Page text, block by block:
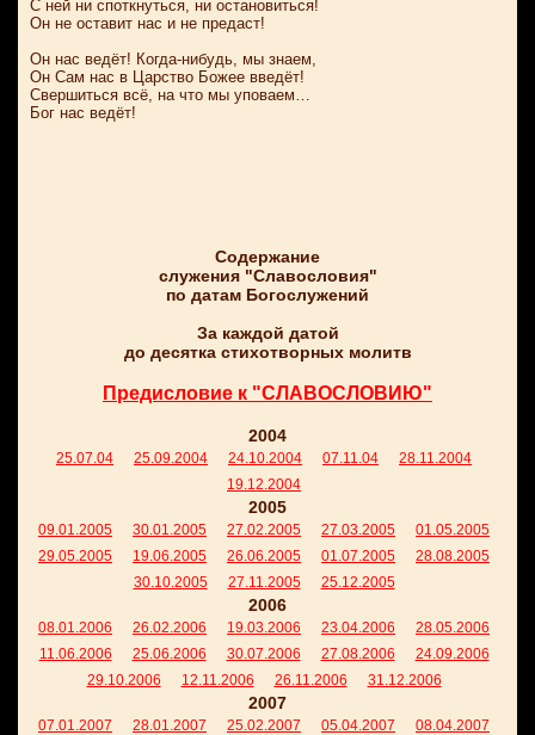
С ней ни споткнуться, ни остановиться!
Он не оставит нас и не предаст!
Он нас ведёт! Когда-нибудь, мы знаем,
Он Сам нас в Царство Божее введёт!
Свершиться всё, на что мы уповаем…
Бог нас ведёт!
Содержание
служения "Славословия"
по датам Богослужений
За каждой датой
до десятка стихотворных молитв
Предисловие к "СЛАВОСЛОВИЮ"
2004
25.07.04 25.09.2004 24.10.2004 07.11.04
28.11.2004
19.12.2004
2005
09.01.2005 30.01.2005 27.02.2005 27.03.2005
01.05.2005
29.05.2005
19.06.2005 26.06.2005 01.07.2005
28.08.2005
30.10.2005
27.11.2005 25.12.2005
2006
08.01.2006 26.02.2006 19.03.2006 23.04.2006
28.05.2006
11.06.2006
25.06.2006 30.07.2006 27.08.2006
24.09.2006
29.10.2006
12.11.2006 26.11.2006 31.12.2006
2007
07.01.2007 28.01.2007 25.02.2007 05.04.2007
08.04.2007